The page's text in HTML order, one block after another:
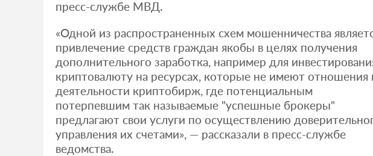
пресс-службе МВД.
«Одной из распространенных схем мошенничества
привлечение средств граждан якобы в целях получения
дополнительного заработка, например для
криптовалюту на ресурсах, которые не имеют отношения
деятельности криптобирж, где потенциальным
потерпевшим так называемые "успешные брокеры"
предлагают свои услуги по осуществлению
управления их счетами», — рассказали в пресс-службе
ведомства.